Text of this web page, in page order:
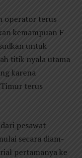
operator terus
kemampuan F-
untuk
titik nyala utama
karena
terus
pesawat
secara diam-
pertamanya ke